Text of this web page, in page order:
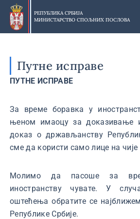
Прескочи
главни
део
РЕПУБЛИКА СРБИЈА
МИНИСТАРСТВО СПОЉНИХ ПОСЛОВА
Путне исправе
ПУТНЕ ИСПРАВЕ
За време боравка у
њеном имаоцу за доказивање
доказ о држављанству
сме да користи само лице на чије
Молимо да пасоше за
иностранству чувате. У
оштећења обратите се најближем
Републике Србије.